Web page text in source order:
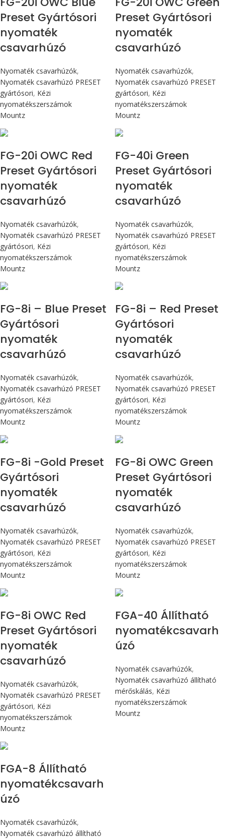
Preset Gyártósori
nyomaték
csavarhúzó
Nyomaték csavarhúzók,
Nyomaték csavarhúzó PRESET
gyártósori, Kézi
nyomatékszerszámok
Mountz
Preset Gyártósori
nyomaték
csavarhúzó
Nyomaték csavarhúzók,
Nyomaték csavarhúzó PRESET
gyártósori, Kézi
nyomatékszerszámok
Mountz
FG-20i OWC Red
Preset Gyártósori
nyomaték
csavarhúzó
Nyomaték csavarhúzók,
Nyomaték csavarhúzó PRESET
gyártósori, Kézi
nyomatékszerszámok
Mountz
FG-40i Green
Preset Gyártósori
nyomaték
csavarhúzó
Nyomaték csavarhúzók,
Nyomaték csavarhúzó PRESET
gyártósori, Kézi
nyomatékszerszámok
Mountz
FG-8i – Blue Preset
Gyártósori
nyomaték
csavarhúzó
Nyomaték csavarhúzók,
Nyomaték csavarhúzó PRESET
gyártósori, Kézi
nyomatékszerszámok
Mountz
FG-8i – Red Preset
Gyártósori
nyomaték
csavarhúzó
Nyomaték csavarhúzók,
Nyomaték csavarhúzó PRESET
gyártósori, Kézi
nyomatékszerszámok
Mountz
FG-8i -Gold Preset
Gyártósori
nyomaték
csavarhúzó
Nyomaték csavarhúzók,
Nyomaték csavarhúzó PRESET
gyártósori, Kézi
nyomatékszerszámok
Mountz
FG-8i OWC Green
Preset Gyártósori
nyomaték
csavarhúzó
Nyomaték csavarhúzók,
Nyomaték csavarhúzó PRESET
gyártósori, Kézi
nyomatékszerszámok
Mountz
FG-8i OWC Red
Preset Gyártósori
nyomaték
csavarhúzó
Nyomaték csavarhúzók,
Nyomaték csavarhúzó PRESET
gyártósori, Kézi
nyomatékszerszámok
Mountz
FGA-40 Állítható
nyomatékcsavarh
úzó
Nyomaték csavarhúzók,
Nyomaték csavarhúzó állítható
mérőskálás, Kézi
nyomatékszerszámok
Mountz
FGA-8 Állítható
nyomatékcsavarh
úzó
Nyomaték csavarhúzók,
Nyomaték csavarhúzó állítható